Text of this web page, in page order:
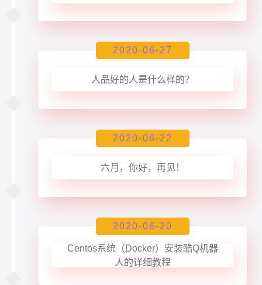
2020-06-27
人品好的人是什么样的？
2020-06-22
六月，你好，再见！
2020-06-20
Centos系统（Docker）安装酷Q机器
人的详细教程